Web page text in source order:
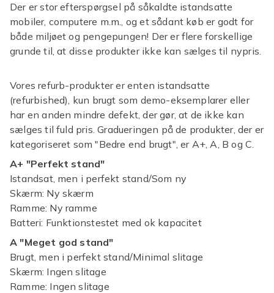
Der er stor efterspørgsel på såkaldte istandsatte
mobiler, computere m.m., og et sådant køb er godt for
både miljøet og pengepungen! Der er flere forskellige
grunde til, at disse produkter ikke kan sælges til nypris.
Vores refurb-produkter er enten istandsatte
(refurbished), kun brugt som demo-eksemplarer eller
har en anden mindre defekt, der gør, at de ikke kan
sælges til fuld pris. Gradueringen på de produkter, der er
kategoriseret som "Bedre end brugt", er A+, A, B og C.
A+ "Perfekt stand"
Istandsat, men i perfekt stand/Som ny
Skærm: Ny skærm
Ramme: Ny ramme
Batteri: Funktionstestet med ok kapacitet
A "Meget god stand"
Brugt, men i perfekt stand/Minimal slitage
Skærm: Ingen slitage
Ramme: Ingen slitage